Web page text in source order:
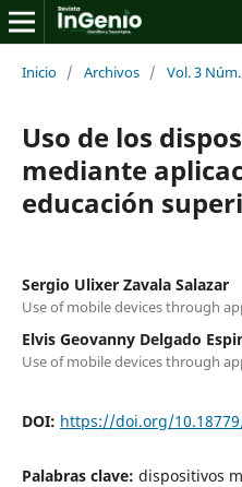
Inicio / Archivos / Vol. 3
Uso de los
mediante
educación
Sergio Ulixer Zavala Salazar
Use of mobile devices through
Elvis Geovanny Delgado
Use of mobile devices through
DOI: https://doi.org/
Palabras clave: dispositivos